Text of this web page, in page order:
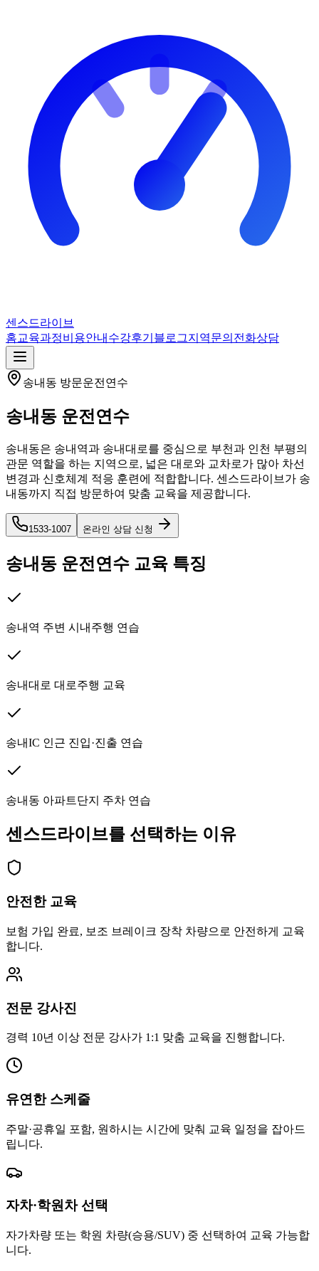
센스드라이브
홈교육과정비용안내 수강후기 블로그지역문의 전화상담
송내동 방문운전연수
송내동 운전연수
송내동은 송내역과 송내대로를 중심으로 부천과 인천 부평의
관문 역할을 하는 지역으로, 넓은 대로와 교차로가 많아 차선
변경과 신호체계 적응 훈련에 적합합니다. 센스드라이브가 송
내동까지 직접 방문하여 맞춤 교육을 제공합니다.
1533-1007 온라인 상담 신청
송내동 운전연수 교육 특징
송내역 주변 시내주행 연습
송내대로 대로주행 교육
송내IC 인근 진입·진출 연습
송내동 아파트단지 주차 연습
센스드라이브를 선택하는 이유
안전한 교육
보험 가입 완료, 보조 브레이크 장착 차량으로 안전하게 교육
합니다.
전문 강사진
경력 10년 이상 전문 강사가 1:1 맞춤 교육을 진행합니다.
유연한 스케줄
주말·공휴일 포함, 원하시는 시간에 맞춰 교육 일정을 잡아드
립니다.
자차·학원차 선택
자가차량 또는 학원 차량(승용/SUV) 중 선택하여 교육 가능합
니다.